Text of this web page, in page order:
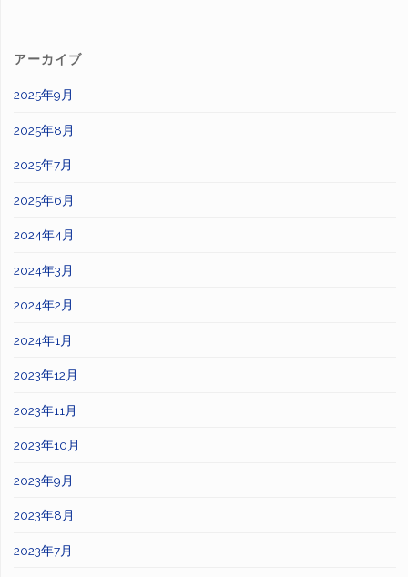
アーカイブ
2025年9月
2025年8月
2025年7月
2025年6月
2024年4月
2024年3月
2024年2月
2024年1月
2023年12月
2023年11月
2023年10月
2023年9月
2023年8月
2023年7月